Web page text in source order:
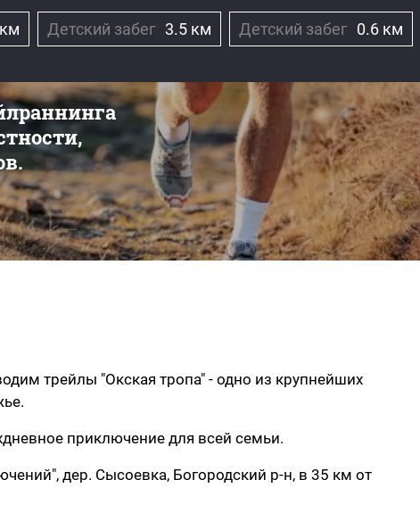
Детский забег 3.5 км Детский забег 0.6 км
трейлы "Окская тропа" - одно из крупнейших
приключение для всей семьи.
дер. Сысоевка, Богородский р-н, в 35 км от